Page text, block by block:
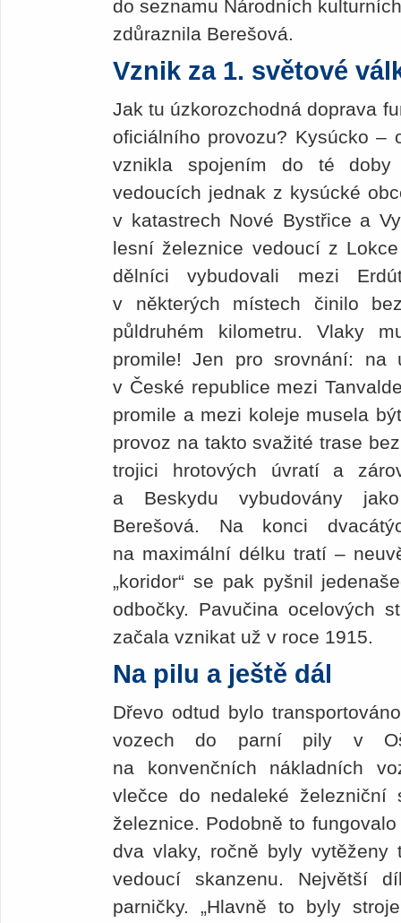
do seznamu Národních
zdůraznila Berešová.
Vznik za 1. světové
Jak tu úzkorozchodná doprava
oficiálního provozu? Kysúcko –
vznikla spojením do té doby
vedoucích jednak z kysúcké
v katastrech Nové Bystřice a
lesní železnice vedoucí z
dělníci vybudovali mezi
v některých místech činilo
půldruhém kilometru. Vlaky
promile! Jen pro srovnání: na
v České republice mezi
promile a mezi koleje musela
provoz na takto svažité trase
trojici hrotových úvratí a
a Beskydu vybudovány
Berešová. Na konci
na maximální délku tratí –
„koridor“ se pak pyšnil
odbočky. Pavučina ocelových
začala vznikat už v roce 1915.
Na pilu a ještě dál
Dřevo odtud bylo
vozech do parní pily v
na konvenčních nákladních
vlečce do nedaleké železniční
železnice. Podobně to
dva vlaky, ročně byly vytěženy
vedoucí skanzenu. Největší
parničky. „Hlavně to byly